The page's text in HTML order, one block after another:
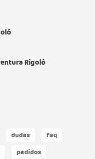
Rigoló
dudas
faq
pedidos